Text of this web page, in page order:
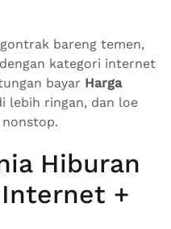
bareng temen,
kategori internet
bayar Harga
lebih ringan, dan loe
Hiburan
+